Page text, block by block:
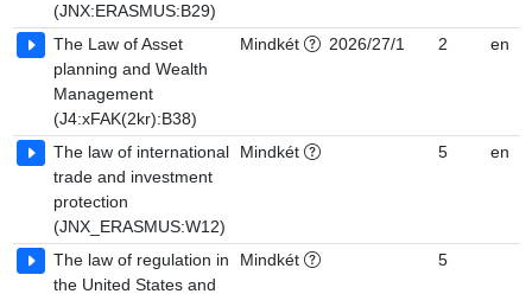
(JNX:ERASMUS:B29)
The Law of Asset
planning and Wealth
Management
(J4:xFAK(2kr):B38)
Mindkét 2026/27/1 2 en
The law of international
trade and investment
protection
(JNX_ERASMUS:W12)
Mindkét 5 en
The law of regulation in
the United States and
Mindkét 5